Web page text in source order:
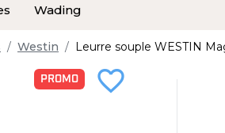
Wading
Westin Leurre souple WESTIN
PROMO favorite_border